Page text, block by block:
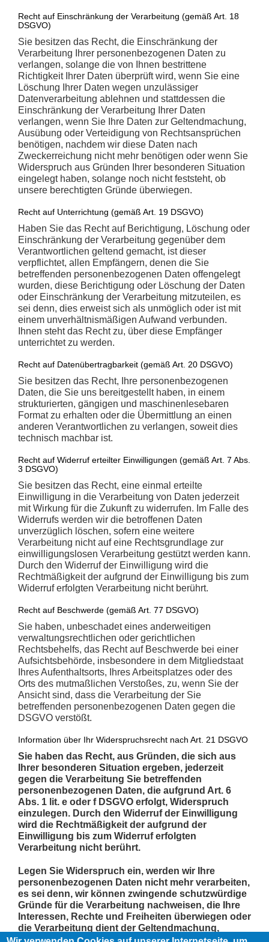
Recht auf Einschränkung der Verarbeitung (gemäß Art. 18
DSGVO)
Sie besitzen das Recht, die Einschränkung der
Verarbeitung Ihrer personenbezogenen Daten zu
verlangen, solange die von Ihnen bestrittene
Richtigkeit Ihrer Daten überprüft wird, wenn Sie eine
Löschung Ihrer Daten wegen unzulässiger
Datenverarbeitung ablehnen und stattdessen die
Einschränkung der Verarbeitung Ihrer Daten
verlangen, wenn Sie Ihre Daten zur Geltendmachung,
Ausübung oder Verteidigung von Rechtsansprüchen
benötigen, nachdem wir diese Daten nach
Zweckerreichung nicht mehr benötigen oder wenn Sie
Widerspruch aus Gründen Ihrer besonderen Situation
eingelegt haben, solange noch nicht feststeht, ob
unsere berechtigten Gründe überwiegen.
Recht auf Unterrichtung (gemäß Art. 19 DSGVO)
Haben Sie das Recht auf Berichtigung, Löschung oder
Einschränkung der Verarbeitung gegenüber dem
Verantwortlichen geltend gemacht, ist dieser
verpflichtet, allen Empfängern, denen die Sie
betreffenden personenbezogenen Daten offengelegt
wurden, diese Berichtigung oder Löschung der Daten
oder Einschränkung der Verarbeitung mitzuteilen, es
sei denn, dies erweist sich als unmöglich oder ist mit
einem unverhältnismäßigen Aufwand verbunden.
Ihnen steht das Recht zu, über diese Empfänger
unterrichtet zu werden.
Recht auf Datenübertragbarkeit (gemäß Art. 20 DSGVO)
Sie besitzen das Recht, Ihre personenbezogenen
Daten, die Sie uns bereitgestellt haben, in einem
strukturierten, gängigen und maschinenlesebaren
Format zu erhalten oder die Übermittlung an einen
anderen Verantwortlichen zu verlangen, soweit dies
technisch machbar ist.
Recht auf Widerruf erteilter Einwilligungen (gemäß Art. 7 Abs.
3 DSGVO)
Sie besitzen das Recht, eine einmal erteilte
Einwilligung in die Verarbeitung von Daten jederzeit
mit Wirkung für die Zukunft zu widerrufen. Im Falle des
Widerrufs werden wir die betroffenen Daten
unverzüglich löschen, sofern eine weitere
Verarbeitung nicht auf eine Rechtsgrundlage zur
einwilligungslosen Verarbeitung gestützt werden kann.
Durch den Widerruf der Einwilligung wird die
Rechtmäßigkeit der aufgrund der Einwilligung bis zum
Widerruf erfolgten Verarbeitung nicht berührt.
Recht auf Beschwerde (gemäß Art. 77 DSGVO)
Sie haben, unbeschadet eines anderweitigen
verwaltungsrechtlichen oder gerichtlichen
Rechtsbehelfs, das Recht auf Beschwerde bei einer
Aufsichtsbehörde, insbesondere in dem Mitgliedstaat
Ihres Aufenthaltsorts, Ihres Arbeitsplatzes oder des
Orts des mutmaßlichen Verstoßes, zu, wenn Sie der
Ansicht sind, dass die Verarbeitung der Sie
betreffenden personenbezogenen Daten gegen die
DSGVO verstößt.
Information über Ihr Widerspruchsrecht nach Art. 21 DSGVO
Sie haben das Recht, aus Gründen, die sich aus
Ihrer besonderen Situation ergeben, jederzeit
gegen die Verarbeitung Sie betreffenden
personenbezogenen Daten, die aufgrund Art. 6
Abs. 1 lit. e oder f DSGVO erfolgt, Widerspruch
einzulegen. Durch den Widerruf der Einwilligung
wird die Rechtmäßigkeit der aufgrund der
Einwilligung bis zum Widerruf erfolgten
Verarbeitung nicht berührt.
Legen Sie Widerspruch ein, werden wir Ihre
personenbezogenen Daten nicht mehr verarbeiten,
es sei denn, wir können zwingende schutzwürdige
Gründe für die Verarbeitung nachweisen, die Ihre
Interessen, Rechte und Freiheiten überwiegen oder
die Verarbeitung dient der Geltendmachung,
Ausübung oder Verteidigung von